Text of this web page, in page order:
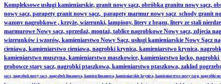
Kompleksowe usługi kamieniarskie, granit nowy sącz, obróbka granitu nowy sącz,
nowy sącz, parapety granit nowy sącz, parapety marmur nowy sącz schody granit
wazony nagrobkowe , krzyże, wizerunki, lampiony, litery z brązu, litery ze stali
marmurowe Nowy sącz, sprzedaż, montaż, tablice nagrobkowe Nowy sącz, zdjęcia
wizerunków i wzorów, kamieniarstwo Nowy Sącz, usługi kamieniarskie Nowy
cieniawa, kamieniarstwo cieniawa, nagrobki krynica, kamieniarstwo krynica,
kamieniarstwo muszyna, kamieniarstwo maszkowice, kamieniarstwo łącko,
grobowce stary sacz, nagrobki ptaszkowa, kamieniarstwo ptaszkowa, zakład
sacz, nagrobek nowy sacz, nagrobek limanowa, kamien limanowa, kamieniarskie krynica, kamieniarstwo nowy targ,